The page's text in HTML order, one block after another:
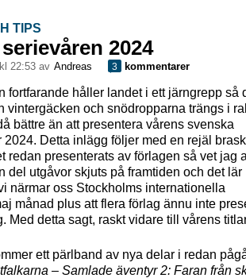
TIPS
2024
22:53 av Andreas 3 kommentarer
fortfarande håller landet i ett järngrepp så
vintergäcken och snödropparna trängs i
bättre än att presentera vårens svenska
2024. Detta inlägg följer med en rejäl
redan presenterats av förlagen så vet jag
del utgåvor skjuts på framtiden och det lär
närmar oss Stockholms internationella
månad plus att flera förlag ännu inte
Med detta sagt, raskt vidare till vårens
ett pärlband av nya delar i redan
– Samlade äventyr 2: Faran från